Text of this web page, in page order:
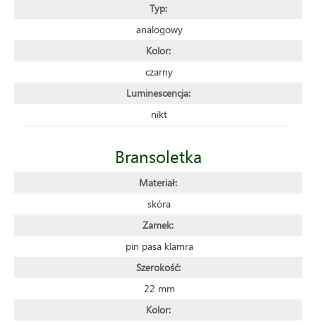
Typ:
analogowy
Kolor:
czarny
Luminescencja:
nikt
Bransoletka
Materiał:
skóra
Zamek:
pin pasa klamra
Szerokość:
22 mm
Kolor: